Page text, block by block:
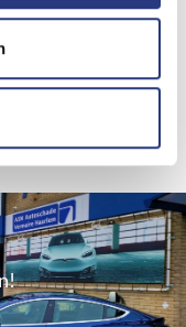
bij ons centraal.
kunt
u direct een